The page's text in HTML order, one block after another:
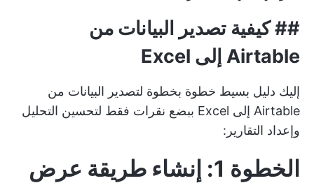
##كيفية تصدير البيانات من
Airtable إلى Excel
إليك دليل بسيط خطوة بخطوة لتصدير البيانات من
Airtable إلى Excel ببضع نقرات فقط لتحسين التحليل
وإعداد التقارير:
الخطوة 1: إنشاء طريقة عرض